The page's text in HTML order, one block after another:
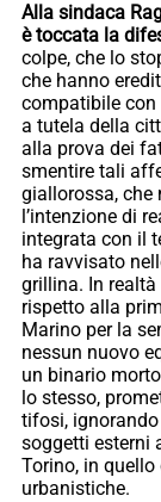
Alla sindaca
è toccata la
colpe, che lo
che hanno
compatibile con
a tutela della
alla prova dei
smentire tali
giallorossa, che
l’intenzione di
integrata con il
ha ravvisato
grillina. In realtà
rispetto alla
Marino per la
nessun nuovo
un binario
lo stesso,
tifosi,
soggetti esterni
Torino, in
urbanistiche.